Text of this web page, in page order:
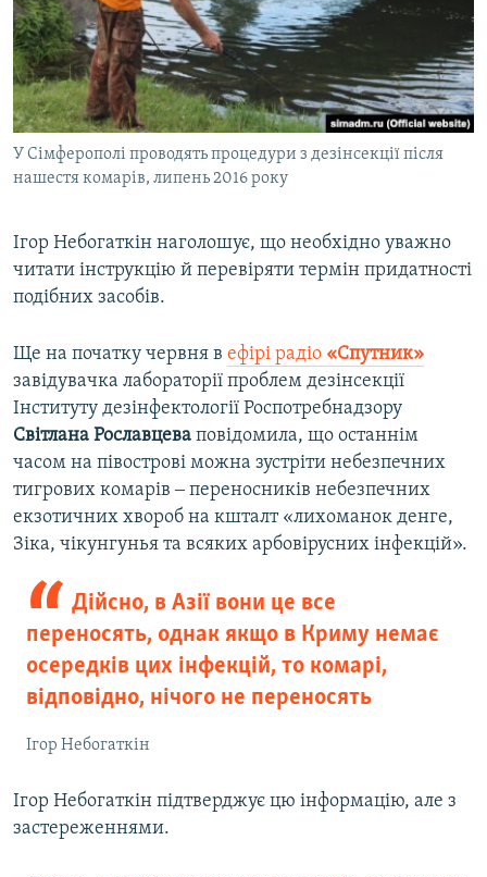
У Сімферополі проводять процедури з дезінсекції після
нашестя комарів, липень 2016 року
Ігор Небогаткін наголошує, що необхідно уважно
читати інструкцію й перевіряти термін придатності
подібних засобів.
Ще на початку червня в ефірі радіо «Спутник»
завідувачка лабораторії проблем дезінсекції
Інституту дезінфектології Роспотребнадзору
Світлана Рославцева повідомила, що останнім
часом на півострові можна зустріти небезпечних
тигрових комарів ‒ переносників небезпечних
екзотичних хвороб на кшталт «лихоманок денге,
Зіка, чікунгунья та всяких арбовірусних інфекцій».
Дійсно, в Азії вони це все
переносять, однак якщо в Криму немає
осередків цих інфекцій, то комарі,
відповідно, нічого не переносять
Ігор Небогаткін
Ігор Небогаткін підтверджує цю інформацію, але з
застереженнями.